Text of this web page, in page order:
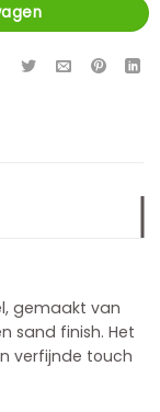
gemaakt van
sand finish. Het
verfijnde touch